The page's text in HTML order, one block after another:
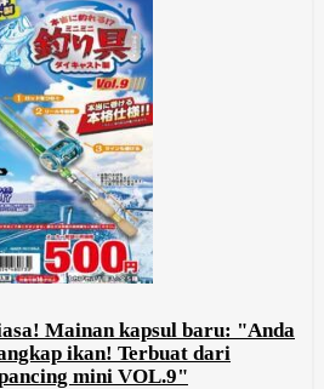
Mainan kapsul baru: "Anda
ikan! Terbuat dari
mini VOL.9"